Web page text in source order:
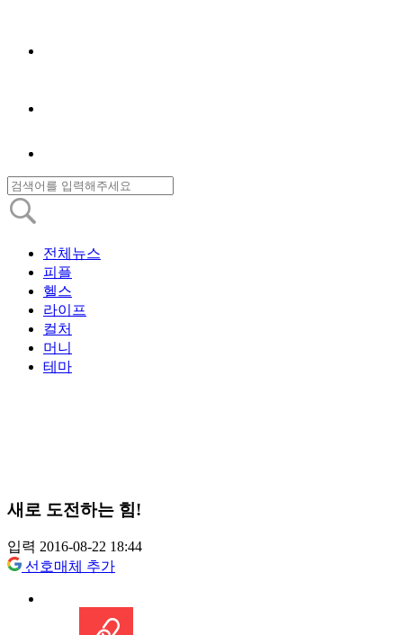
전체뉴스
피플
헬스
라이프
컬처
머니
테마
새로 도전하는 힘!
입력 2016-08-22 18:44
선호매체 추가